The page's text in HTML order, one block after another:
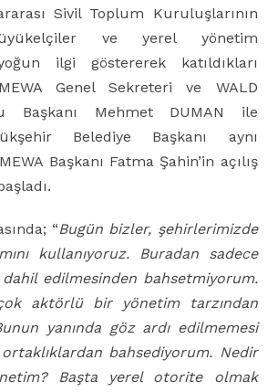
Sivil Toplum Kuruluşlarının
ve yerel yönetim
ilgi göstererek katıldıkları
MEWA Genel Sekreteri ve WALD
Başkanı Mehmet DUMAN ile
Belediye Başkanı aynı
Başkanı Fatma Şahin’in açılış
“Bugün bizler, şehirlerimizde
kullanıyoruz. Buradan sadece
edilmesinden bahsetmiyorum.
ok aktörlü bir yönetim tarzından
yanında göz ardı edilmemesi
bahsediyorum. Nedir
Başta yerel otorite olmak